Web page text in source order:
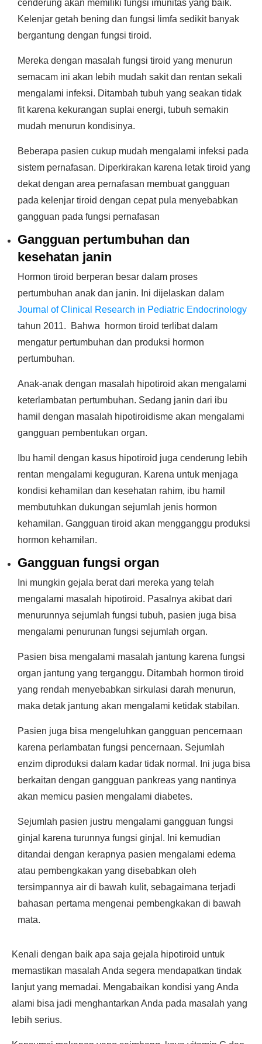
cenderung akan memiliki fungsi imunitas yang baik.
Kelenjar getah bening dan fungsi limfa sedikit banyak
bergantung dengan fungsi tiroid.
Mereka dengan masalah fungsi tiroid yang menurun
semacam ini akan lebih mudah sakit dan rentan sekali
mengalami infeksi. Ditambah tubuh yang seakan tidak
fit karena kekurangan suplai energi, tubuh semakin
mudah menurun kondisinya.
Beberapa pasien cukup mudah mengalami infeksi pada
sistem pernafasan. Diperkirakan karena letak tiroid yang
dekat dengan area pernafasan membuat gangguan
pada kelenjar tiroid dengan cepat pula menyebabkan
gangguan pada fungsi pernafasan
Gangguan pertumbuhan dan
kesehatan janin
Hormon tiroid berperan besar dalam proses
pertumbuhan anak dan janin. Ini dijelaskan dalam
Journal of Clinical Research in Pediatric Endocrinology
tahun 2011. Bahwa hormon tiroid terlibat dalam
mengatur pertumbuhan dan produksi hormon
pertumbuhan.
Anak-anak dengan masalah hipotiroid akan mengalami
keterlambatan pertumbuhan. Sedang janin dari ibu
hamil dengan masalah hipotiroidisme akan mengalami
gangguan pembentukan organ.
Ibu hamil dengan kasus hipotiroid juga cenderung lebih
rentan mengalami keguguran. Karena untuk menjaga
kondisi kehamilan dan kesehatan rahim, ibu hamil
membutuhkan dukungan sejumlah jenis hormon
kehamilan. Gangguan tiroid akan mengganggu produksi
hormon kehamilan.
Gangguan fungsi organ
Ini mungkin gejala berat dari mereka yang telah
mengalami masalah hipotiroid. Pasalnya akibat dari
menurunnya sejumlah fungsi tubuh, pasien juga bisa
mengalami penurunan fungsi sejumlah organ.
Pasien bisa mengalami masalah jantung karena fungsi
organ jantung yang terganggu. Ditambah hormon tiroid
yang rendah menyebabkan sirkulasi darah menurun,
maka detak jantung akan mengalami ketidak stabilan.
Pasien juga bisa mengeluhkan gangguan pencernaan
karena perlambatan fungsi pencernaan. Sejumlah
enzim diproduksi dalam kadar tidak normal. Ini juga bisa
berkaitan dengan gangguan pankreas yang nantinya
akan memicu pasien mengalami diabetes.
Sejumlah pasien justru mengalami gangguan fungsi
ginjal karena turunnya fungsi ginjal. Ini kemudian
ditandai dengan kerapnya pasien mengalami edema
atau pembengkakan yang disebabkan oleh
tersimpannya air di bawah kulit, sebagaimana terjadi
bahasan pertama mengenai pembengkakan di bawah
mata.
Kenali dengan baik apa saja gejala hipotiroid untuk
memastikan masalah Anda segera mendapatkan tindak
lanjut yang memadai. Mengabaikan kondisi yang Anda
alami bisa jadi menghantarkan Anda pada masalah yang
lebih serius.